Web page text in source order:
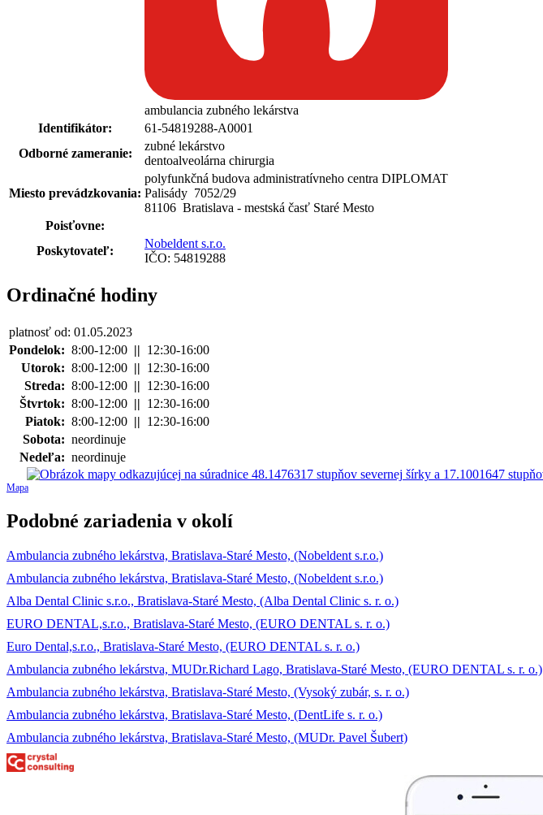
ambulancia zubného lekárstva
Identifikátor:
61-54819288-A0001
Odborné zameranie:
zubné lekárstvo
dentoalveolárna chirurgia
Miesto prevádzkovania:
polyfunkčná budova administratívneho centra DIPLOMAT
Palisády 7052/29
81106 Bratislava - mestská časť Staré Mesto
Poisťovne:
Poskytovateľ:
Nobeldent s.r.o.
IČO: 54819288
Ordinačné hodiny
platnosť od: 01.05.2023
Pondelok: 8:00-12:00 || 12:30-16:00
Utorok: 8:00-12:00 || 12:30-16:00
Streda: 8:00-12:00 || 12:30-16:00
Štvrtok: 8:00-12:00 || 12:30-16:00
Piatok: 8:00-12:00 || 12:30-16:00
Sobota: neordinuje
Nedeľa: neordinuje
Mapa
Podobné zariadenia v okolí
Ambulancia zubného lekárstva, Bratislava-Staré Mesto, (Nobeldent s.r.o.)
Ambulancia zubného lekárstva, Bratislava-Staré Mesto, (Nobeldent s.r.o.)
Alba Dental Clinic s.r.o., Bratislava-Staré Mesto, (Alba Dental Clinic s. r. o.)
EURO DENTAL,s.r.o., Bratislava-Staré Mesto, (EURO DENTAL s. r. o.)
Euro Dental,s.r.o., Bratislava-Staré Mesto, (EURO DENTAL s. r. o.)
Ambulancia zubného lekárstva, MUDr.Richard Lago, Bratislava-Staré Mesto, (EURO DENTAL s. r. o.)
Ambulancia zubného lekárstva, Bratislava-Staré Mesto, (Vysoký zubár, s. r. o.)
Ambulancia zubného lekárstva, Bratislava-Staré Mesto, (DentLife s. r. o.)
Ambulancia zubného lekárstva, Bratislava-Staré Mesto, (MUDr. Pavel Šubert)